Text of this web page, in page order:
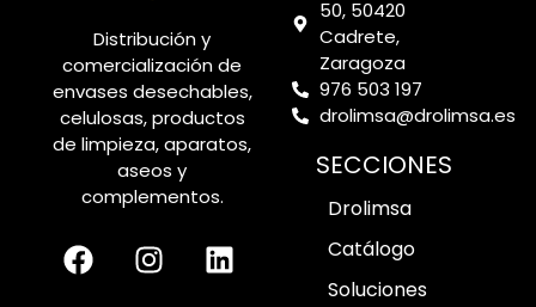
Distribución y
comercialización de
envases desechables,
celulosas, productos
de limpieza, aparatos,
aseos y
complementos.
50, 50420
Cadrete,
Zaragoza
976 503 197
drolimsa@drolimsa.es
SECCIONES
Drolimsa
Catálogo
Soluciones